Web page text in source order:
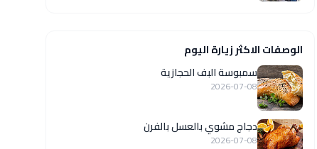
الوصفات الاكثر زيارة اليوم
سمبوسة البف الحجازية
2026-07-08
دجاج مشوي بالعسل بالفرن
2026-07-08